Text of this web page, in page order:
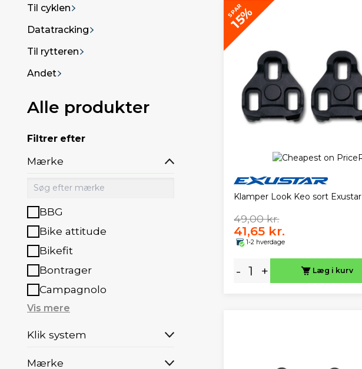
Til cyklen
Datatracking
Til rytteren
Andet
Alle produkter
Filtrer efter
Mærke
BBG
Bike attitude
Bikefit
Bontrager
Campagnolo
Vis mere
Klik system
Mærke
SPAR
15%
Klamper Look Keo sort Exustar
49,00 kr.
41,65 kr.
1-2 hverdage
- + Læg i kurv